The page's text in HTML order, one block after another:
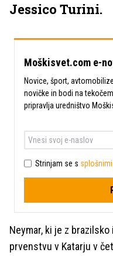
Jessico Turini.
Moškisvet.com e-
Novice, šport,
novičke in bodi na
pripravlja uredništvo
Strinjam se s
Neymar, ki je z
prvenstvu v Katarju v